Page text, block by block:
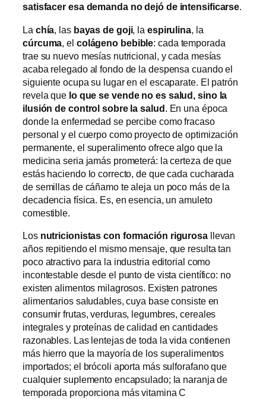
satisfacer esa demanda no dejó de intensificarse.
La chía, las bayas de goji, la espirulina, la
cúrcuma, el colágeno bebible: cada temporada
trae su nuevo mesías nutricional, y cada mesías
acaba relegado al fondo de la despensa cuando el
siguiente ocupa su lugar en el escaparate. El patrón
revela que lo que se vende no es salud, sino la
ilusión de control sobre la salud. En una época
donde la enfermedad se percibe como fracaso
personal y el cuerpo como proyecto de optimización
permanente, el superalimento ofrece algo que la
medicina seria jamás prometerá: la certeza de que
estás haciendo lo correcto, de que cada cucharada
de semillas de cáñamo te aleja un poco más de la
decadencia física. Es, en esencia, un amuleto
comestible.
Los nutricionistas con formación rigurosallevan
años repitiendo el mismo mensaje, que resulta tan
poco atractivo para la industria editorial como
incontestable desde el punto de vista científico: no
existen alimentos milagrosos. Existen patrones
alimentarios saludables, cuya base consiste en
consumir frutas, verduras, legumbres, cereales
integrales y proteínas de calidad en cantidades
razonables. Las lentejas de toda la vida contienen
más hierro que la mayoría de los superalimentos
importados; el brócoli aporta más sulforafano que
cualquier suplemento encapsulado; la naranja de
temporada proporciona más vitamina C